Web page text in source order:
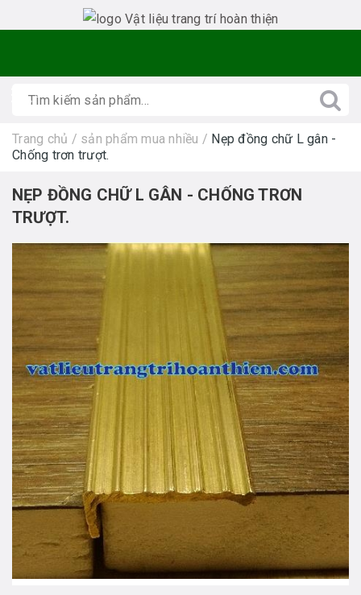
Trang chủ / sản phẩm mua nhiều / Nẹp đồng chữ L gân -
Chống trơn trượt.
NẸP ĐỒNG CHỮ L GÂN - CHỐNG TRƠN
TRƯỢT.